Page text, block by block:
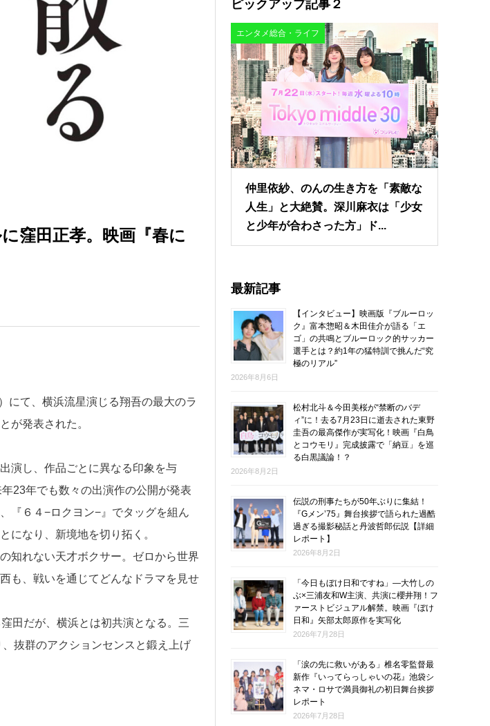
窪田正孝。映画『春に
にて、横浜流星演じる翔吾の最大のラ
が発表された。
演し、作品ごとに異なる印象を与
23年でも数々の出演作の公開が発表
『６４−ロクヨン−』でタッグを組ん
になり、新境地を切り拓く。
知れない天才ボクサー。ゼロから世界
も、戦いを通じてどんなドラマを見せ
田だが、横浜とは初共演となる。三
抜群のアクションセンスと鍛え上げ
ピックアップ記事２
エンタメ総合・ライフ
仲里依紗、のんの生き方を「素敵な
人生」と大絶賛。深川麻衣は「少女
と少年が合わさった方」ド...
最新記事
【インタビュー】映画版『ブルーロッ
ク』富本惣昭＆木田佳介が語る「エ
ゴ」の共鳴とブルーロック的サッカー
選手とは？約1年の猛特訓で挑んだ“究
極のリアル”
2026年8月6日
松村北斗＆今田美桜が“禁断のバデ
ィ”に！去る7月23日に逝去された東野
圭吾の最高傑作が実写化！映画『白鳥
とコウモリ』完成披露で「納豆」を巡
る白黒議論！？
2026年8月2日
伝説の刑事たちが50年ぶりに集結！
『Gメン’75』舞台挨拶で語られた過酷
過ぎる撮影秘話と丹波哲郎伝説【詳細
レポート】
2026年8月2日
「今日もぼけ日和ですね」―大竹しの
ぶ×三浦友和W主演、共演に櫻井翔！フ
ァーストビジュアル解禁。映画『ぼけ
日和』矢部太郎原作を実写化
2026年7月28日
「涙の先に救いがある」椎名零監督最
新作『いってらっしゃいの花』池袋シ
ネマ・ロサで満員御礼の初日舞台挨拶
レポート
2026年7月28日